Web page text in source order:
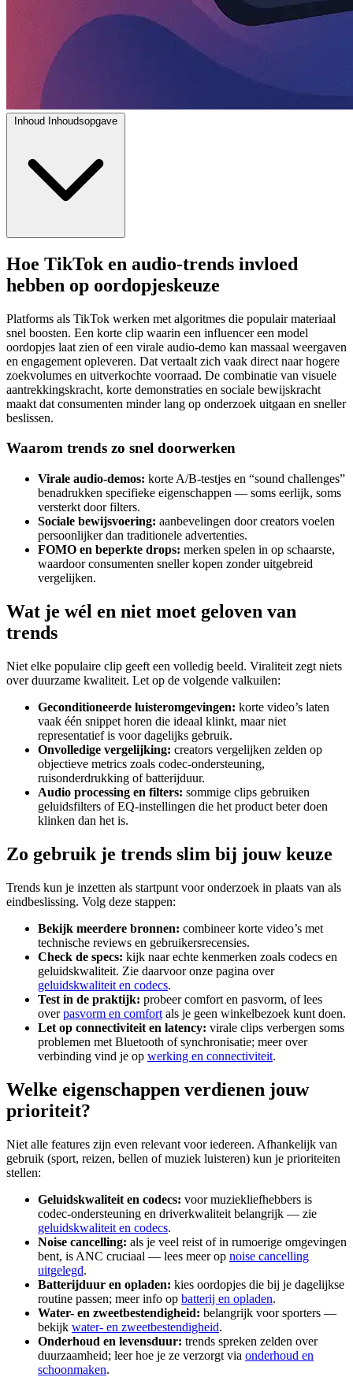
Inhoud Inhoudsopgave
Hoe TikTok en audio-trends invloed
hebben op oordopjeskeuze
Platforms als TikTok werken met algoritmes die populair materiaal
snel boosten. Een korte clip waarin een influencer een model
oordopjes laat zien of een virale audio-demo kan massaal weergaven
en engagement opleveren. Dat vertaalt zich vaak direct naar hogere
zoekvolumes en uitverkochte voorraad. De combinatie van visuele
aantrekkingskracht, korte demonstraties en sociale bewijskracht
maakt dat consumenten minder lang op onderzoek uitgaan en sneller
beslissen.
Waarom trends zo snel doorwerken
Virale audio-demos: korte A/B-testjes en “sound challenges”
benadrukken specifieke eigenschappen — soms eerlijk, soms
versterkt door filters.
Sociale bewijsvoering: aanbevelingen door creators voelen
persoonlijker dan traditionele advertenties.
FOMO en beperkte drops: merken spelen in op schaarste,
waardoor consumenten sneller kopen zonder uitgebreid
vergelijken.
Wat je wél en niet moet geloven van
trends
Niet elke populaire clip geeft een volledig beeld. Viraliteit zegt niets
over duurzame kwaliteit. Let op de volgende valkuilen:
Geconditioneerde luisteromgevingen: korte video’s laten
vaak één snippet horen die ideaal klinkt, maar niet
representatief is voor dagelijks gebruik.
Onvolledige vergelijking: creators vergelijken zelden op
objectieve metrics zoals codec-ondersteuning,
ruisonderdrukking of batterijduur.
Audio processing en filters: sommige clips gebruiken
geluidsfilters of EQ-instellingen die het product beter doen
klinken dan het is.
Zo gebruik je trends slim bij jouw keuze
Trends kun je inzetten als startpunt voor onderzoek in plaats van als
eindbeslissing. Volg deze stappen:
Bekijk meerdere bronnen: combineer korte video’s met
technische reviews en gebruikersrecensies.
Check de specs: kijk naar echte kenmerken zoals codecs en
geluidskwaliteit. Zie daarvoor onze pagina over
geluidskwaliteit en codecs.
Test in de praktijk: probeer comfort en pasvorm, of lees
overpasvorm en comfort als je geen winkelbezoek kunt doen.
Let op connectiviteit en latency: virale clips verbergen soms
problemen met Bluetooth of synchronisatie; meer over
verbinding vind je op werking en connectiviteit.
Welke eigenschappen verdienen jouw
prioriteit?
Niet alle features zijn even relevant voor iedereen. Afhankelijk van
gebruik (sport, reizen, bellen of muziek luisteren) kun je prioriteiten
stellen:
Geluidskwaliteit en codecs: voor muziekliefhebbers is
codec-ondersteuning en driverkwaliteit belangrijk — zie
geluidskwaliteit en codecs.
Noise cancelling: als je veel reist of in rumoerige omgevingen
bent, is ANC cruciaal — lees meer op noise cancelling
uitgelegd.
Batterijduur en opladen: kies oordopjes die bij je dagelijkse
routine passen; meer info op batterij en opladen.
Water- en zweetbestendigheid: belangrijk voor sporters —
bekijk water- en zweetbestendigheid.
Onderhoud en levensduur: trends spreken zelden over
duurzaamheid; leer hoe je ze verzorgt via onderhoud en
schoonmaken.